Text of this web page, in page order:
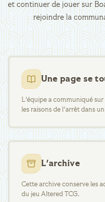
et continuer de jouer sur
rejoindre la
Une page se
L'équipe a communiqué
les raisons de l'arrêt dans
L'archive
Cette archive conserve les
du jeu Altered TCG.